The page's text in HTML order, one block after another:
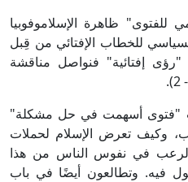
ظاهرة الإسلاموفوبيا
للخطاب الإفتائي من قِبل
إفتائية" فنواصل مناقشة
أسهمت في حل مشكلة"
تعرض الإسلام لحملات
في نفوس الناس من هذا
فيه. وتطالعون أيضًا في باب